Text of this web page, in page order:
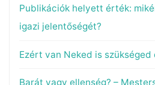
Publikációk helyett érték:
igazi jelentőségét?
Ezért van Neked is
Barát vagy ellenség? –